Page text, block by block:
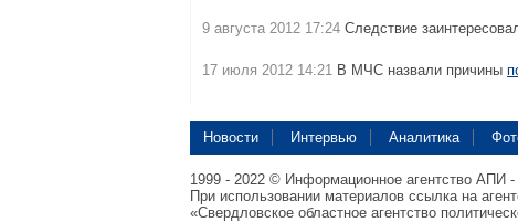
9 августа 2012 17:24 Следствие
17 июля 2012 14:21 В МЧС назвали причины
Новости Интервью Аналитика
1999 - 2022 © Информационное агентство АПИ -
При использовании материалов ссылка на
«Свердловское областное агентство